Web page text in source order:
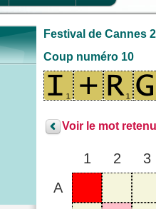
Festival de Cannes
Coup numéro 10
Voir le mot
1 2
3
A